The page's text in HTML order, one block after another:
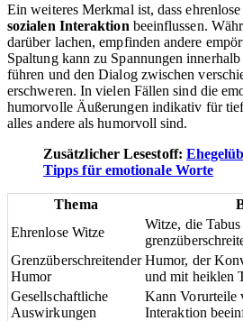
Ein weiteres Merkmal ist, dass
sozialen Interaktion beeinflussen.
darüber lachen, empfinden andere
Spaltung kann zu Spannungen
führen und den Dialog zwischen
erschweren. In vielen Fällen sind die
humorvolle Äußerungen indikativ für
alles andere als humorvoll sind.
Zusätzlicher Lesestoff:
Tipps für emotionale Worte
Thema
Ehrenlose Witze
Witze, die
Grenzüberschreitender
Humor
Humor, der
und mit heiklen
Gesellschaftliche
Auswirkungen
Kann Vorurteile
Interaktion